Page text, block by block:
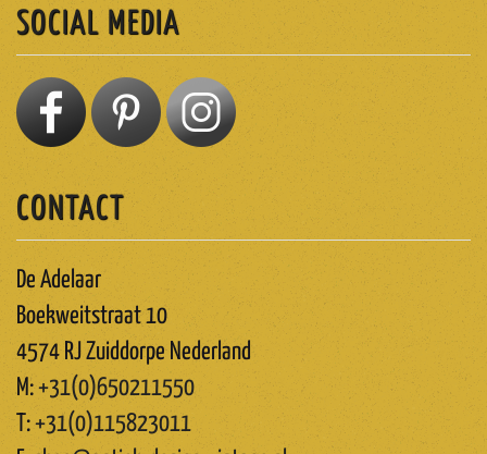
SOCIAL MEDIA
CONTACT
De Adelaar
Boekweitstraat 10
4574 RJ Zuiddorpe Nederland
M:+31(0)650211550
T:+31(0)115823011